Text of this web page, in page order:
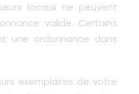
locaux ne peuvent
valide. Certains
une ordonnance dans
exemplaires de votre